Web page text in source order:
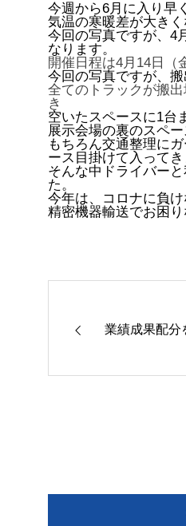
今週から6月に入り早
気温の寒暖差が大き
今回の写真ですが、4
なります。
開催日程は4月14日（
今回の写真ですが、
全てのトラックが搬
き
空いたスペースに1台
展示会場の裏のスペ
もちろん交通整理に
ース目掛けて入ってき
そんな中ドライバー
た。
今年は、コロナに負
精密機器輸送でお困
業績成果配分